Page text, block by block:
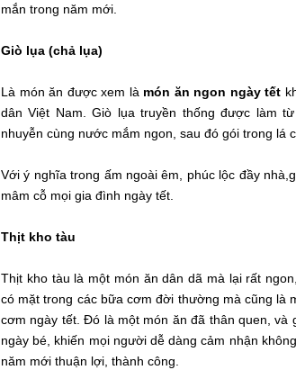
mắn trong năm mới.
Giò lụa (chả lụa)
Là món ăn được xem là món ăn ngon ngày tết
dân Việt Nam. Giò lụa truyền thống được làm
nhuyễn cùng nước mắm ngon, sau đó gói trong lá
Với ý nghĩa trong ấm ngoài êm, phúc lộc đầy
mâm cỗ mọi gia đình ngày tết.
Thịt kho tàu
Thịt kho tàu là một món ăn dân dã mà lại rất
có mặt trong các bữa cơm đời thường mà cũng là
cơm ngày tết. Đó là một món ăn đã thân quen,
ngày bé, khiến mọi người dễ dàng cảm nhận
năm mới thuận lợi, thành công.